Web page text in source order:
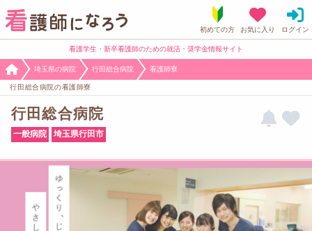
看護学生・新卒看護師のための就活・奨学金情報サイト
埼玉県の病院 行田総合病院 看護師寮
行田総合病院の看護師寮
行田総合病院
一般病院 埼玉県行田市